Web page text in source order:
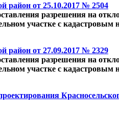
район от 25.10.2017 № 2504
разрешения на
участке с
район от 27.09.2017 № 2329
разрешения на
участке с